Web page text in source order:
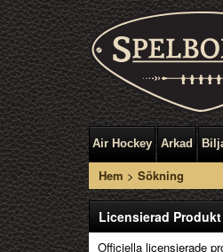
Air Hockey Arkad
Hem > Sökning
Licensierad Produkt
Officiella licensierade